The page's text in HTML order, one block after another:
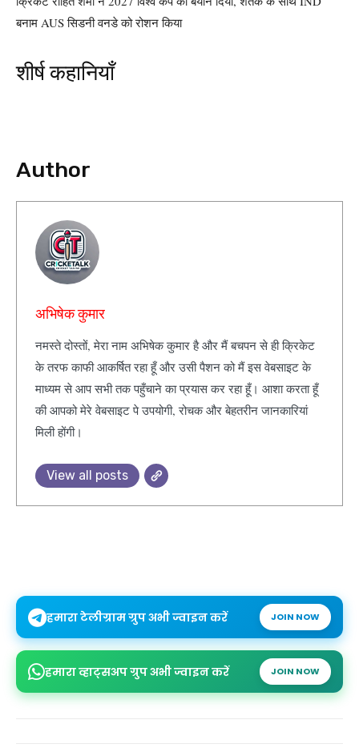
बनाम AUS सिडनी वनडे को रोशन किया
शीर्ष कहानियाँ
Author
अभिषेक कुमार
नमस्ते दोस्तों, मेरा नाम अभिषेक कुमार है और मैं बचपन से ही क्रिकेट
के तरफ काफी आकर्षित रहा हूँ और उसी पैशन को मैं इस वेबसाइट के
माध्यम से आप सभी तक पहुँचाने का प्रयास कर रहा हूँ। आशा करता हूँ
की आपको मेरे वेबसाइट पे उपयोगी, रोचक और बेहतरीन जानकारियां
मिली होंगी।
View all posts
हमारा टेलीग्राम ग्रुप अभी ज्वाइन करें JOIN NOW
हमारा व्हाट्सअप ग्रुप अभी ज्वाइन करें JOIN NOW